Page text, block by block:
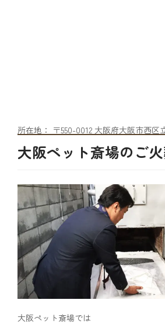
所在地： 〒550-0012 大阪府大阪市西
大阪ペット斎場のご
大阪ペット斎場では